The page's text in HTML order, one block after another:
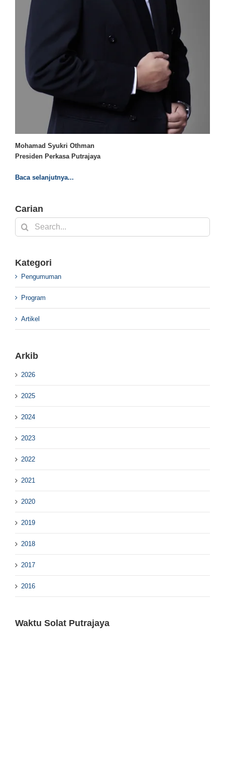
Mohamad Syukri Othman
Presiden Perkasa Putrajaya
Baca selanjutnya...
Carian
Search
Kategori
Pengumuman
Program
Artikel
Arkib
2026
2025
2024
2023
2022
2021
2020
2019
2018
2017
2016
Waktu Solat Putrajaya